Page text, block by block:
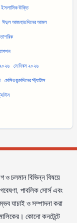
ইসলামিক উক্তি
ঈদুল আজহার দিনের আমল
মে দিবস ২০২৬
মেসির জন্মদিনের স্ট্যাটাস
বিভিন্ন বিষয়ে
পাবলিক সোর্স এবং
যাচাই ও সম্পাদনা করা
কোনো কনটেন্টে